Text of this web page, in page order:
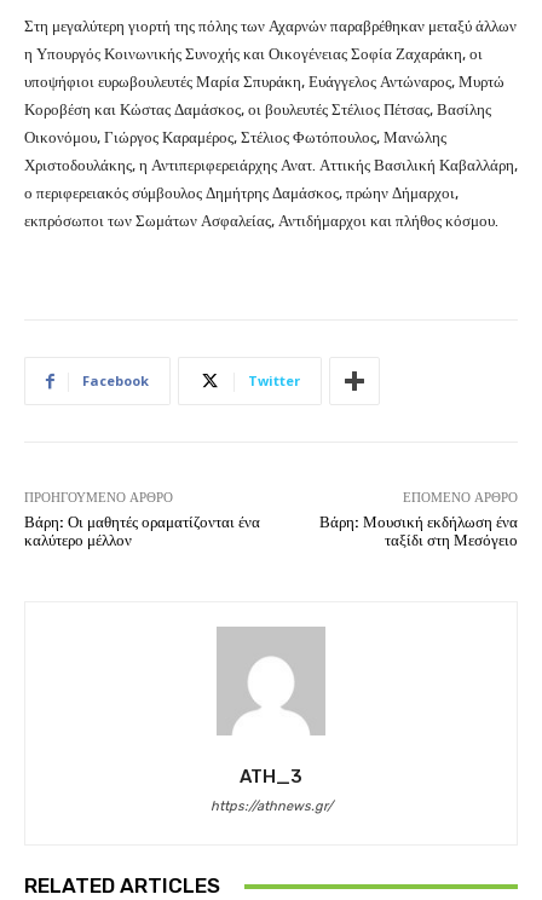
Στη μεγαλύτερη γιορτή της πόλης των Αχαρνών παραβρέθηκαν μεταξύ άλλων
η Υπουργός Κοινωνικής Συνοχής και Οικογένειας Σοφία Ζαχαράκη, οι
υποψήφιοι ευρωβουλευτές Μαρία Σπυράκη, Ευάγγελος Αντώναρος, Μυρτώ
Κοροβέση και Κώστας Δαμάσκος, οι βουλευτές Στέλιος Πέτσας, Βασίλης
Οικονόμου, Γιώργος Καραμέρος, Στέλιος Φωτόπουλος, Μανώλης
Χριστοδουλάκης, η Αντιπεριφερειάρχης Ανατ. Αττικής Βασιλική Καβαλλάρη,
ο περιφερειακός σύμβουλος Δημήτρης Δαμάσκος, πρώην Δήμαρχοι,
εκπρόσωποι των Σωμάτων Ασφαλείας, Αντιδήμαρχοι και πλήθος κόσμου.
Facebook Twitter
ΠΡΟΗΓΟΎΜΕΝΟ ΆΡΘΡΟ
Βάρη: Οι μαθητές οραματίζονται ένα
καλύτερο μέλλον
ΕΠΌΜΕΝΟ ΆΡΘΡΟ
Βάρη: Μουσική εκδήλωση ένα
ταξίδι στη Μεσόγειο
ATH_3
https://athnews.gr/
RELATED ARTICLES